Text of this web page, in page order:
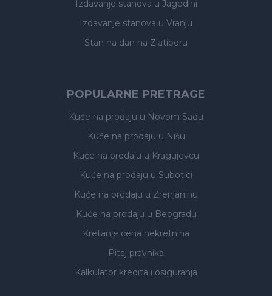
Izdavanje stanova u Jagodini
Izdavanje stanova u Vranju
Stan na dan na Zlatiboru
POPULARNE PRETRAGE
Kuće na prodaju u Novom Sadu
Kuće na prodaju u Nišu
Kuće na prodaju u Kragujevcu
Kuće na prodaju u Subotici
Kuće na prodaju u Zrenjaninu
Kuće na prodaju u Beogradu
Kretanje cena nekretnina
Pitaj pravnika
Kalkulator kredita i osiguranja